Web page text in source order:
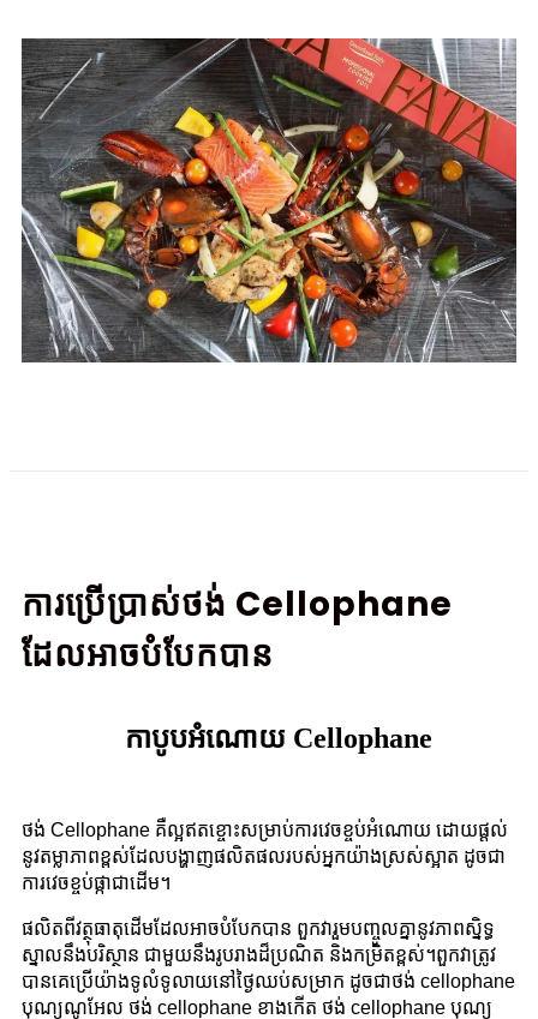
ការប្រើប្រាស់ថង់ Cellophane
ដែលអាចបំបែកបាន
កាបូបអំណោយ Cellophane
ថង់ Cellophane គឺល្អឥតខ្ចោះសម្រាប់ការវេចខ្ចប់អំណោយ ដោយផ្តល់
នូវតម្លាភាពខ្ពស់ដែលបង្ហាញផលិតផលរបស់អ្នកយ៉ាងស្រស់ស្អាត ដូចជា
ការវេចខ្ចប់ផ្កាជាដើម។
ផលិតពីវត្ថុធាតុដើមដែលអាចបំបែកបាន ពួកវារួមបញ្ចូលគ្នានូវភាពស្និទ្ធ
ស្នាលនឹងបរិស្ថាន ជាមួយនឹងរូបរាងដ៏ប្រណិត និងកម្រិតខ្ពស់។ពួកវាត្រូវ
បានគេប្រើយ៉ាងទូលំទូលាយនៅថ្ងៃឈប់សម្រាក ដូចជាថង់ cellophane
បុណ្យណូអែល ថង់ cellophane ខាងកើត ថង់ cellophane បុណ្យ